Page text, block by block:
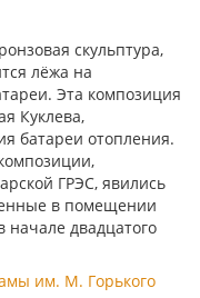
скульптура,
лёжа на
Эта композиция
Куклева,
батареи отопления.
ГРЭС, явились
в помещении
начале двадцатого
им. М. Горького